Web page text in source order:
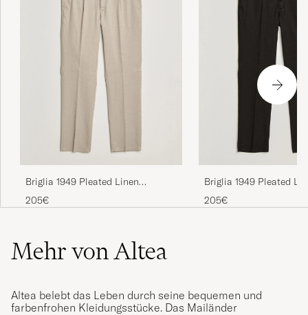
Briglia 1949 Pleated Linen
Trousers Beige
205€
Briglia 1949 Pleated
Trousers Black
205€
Mehr von Altea
Altea belebt das Leben durch seine bequemen und
farbenfrohen Kleidungsstücke. Das Mailänder